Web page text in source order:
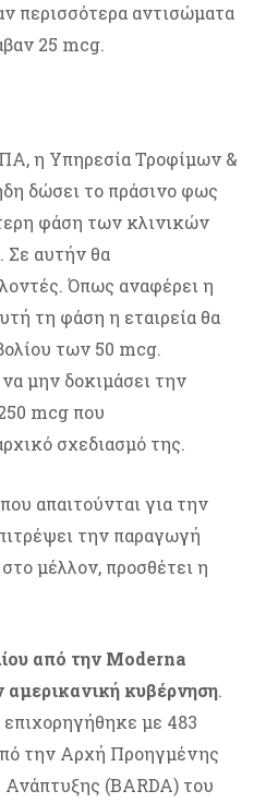
περισσότερα αντισώματα
25 mcg.
η Υπηρεσία Τροφίμων &
δώσει το πράσινο φως
φάση των κλινικών
Σε αυτήν θα
Όπως αναφέρει η
τη φάση η εταιρεία θα
των 50 mcg.
μην δοκιμάσει την
mcg που
σχεδιασμό της.
απαιτούνται για την
την παραγωγή
μέλλον, προσθέτει η
από την Moderna
αμερικανική κυβέρνηση.
επιχορηγήθηκε με 483
την Αρχή Προηγμένης
Ανάπτυξης (BARDA) του